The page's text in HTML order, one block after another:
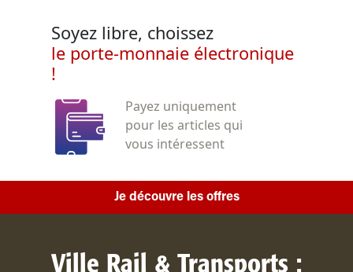
Soyez libre, choissez
le porte-monnaie électronique
!
Payez uniquement
pour les articles qui
vous intéressent
Je découvre les offres
Ville Rail & Transports :